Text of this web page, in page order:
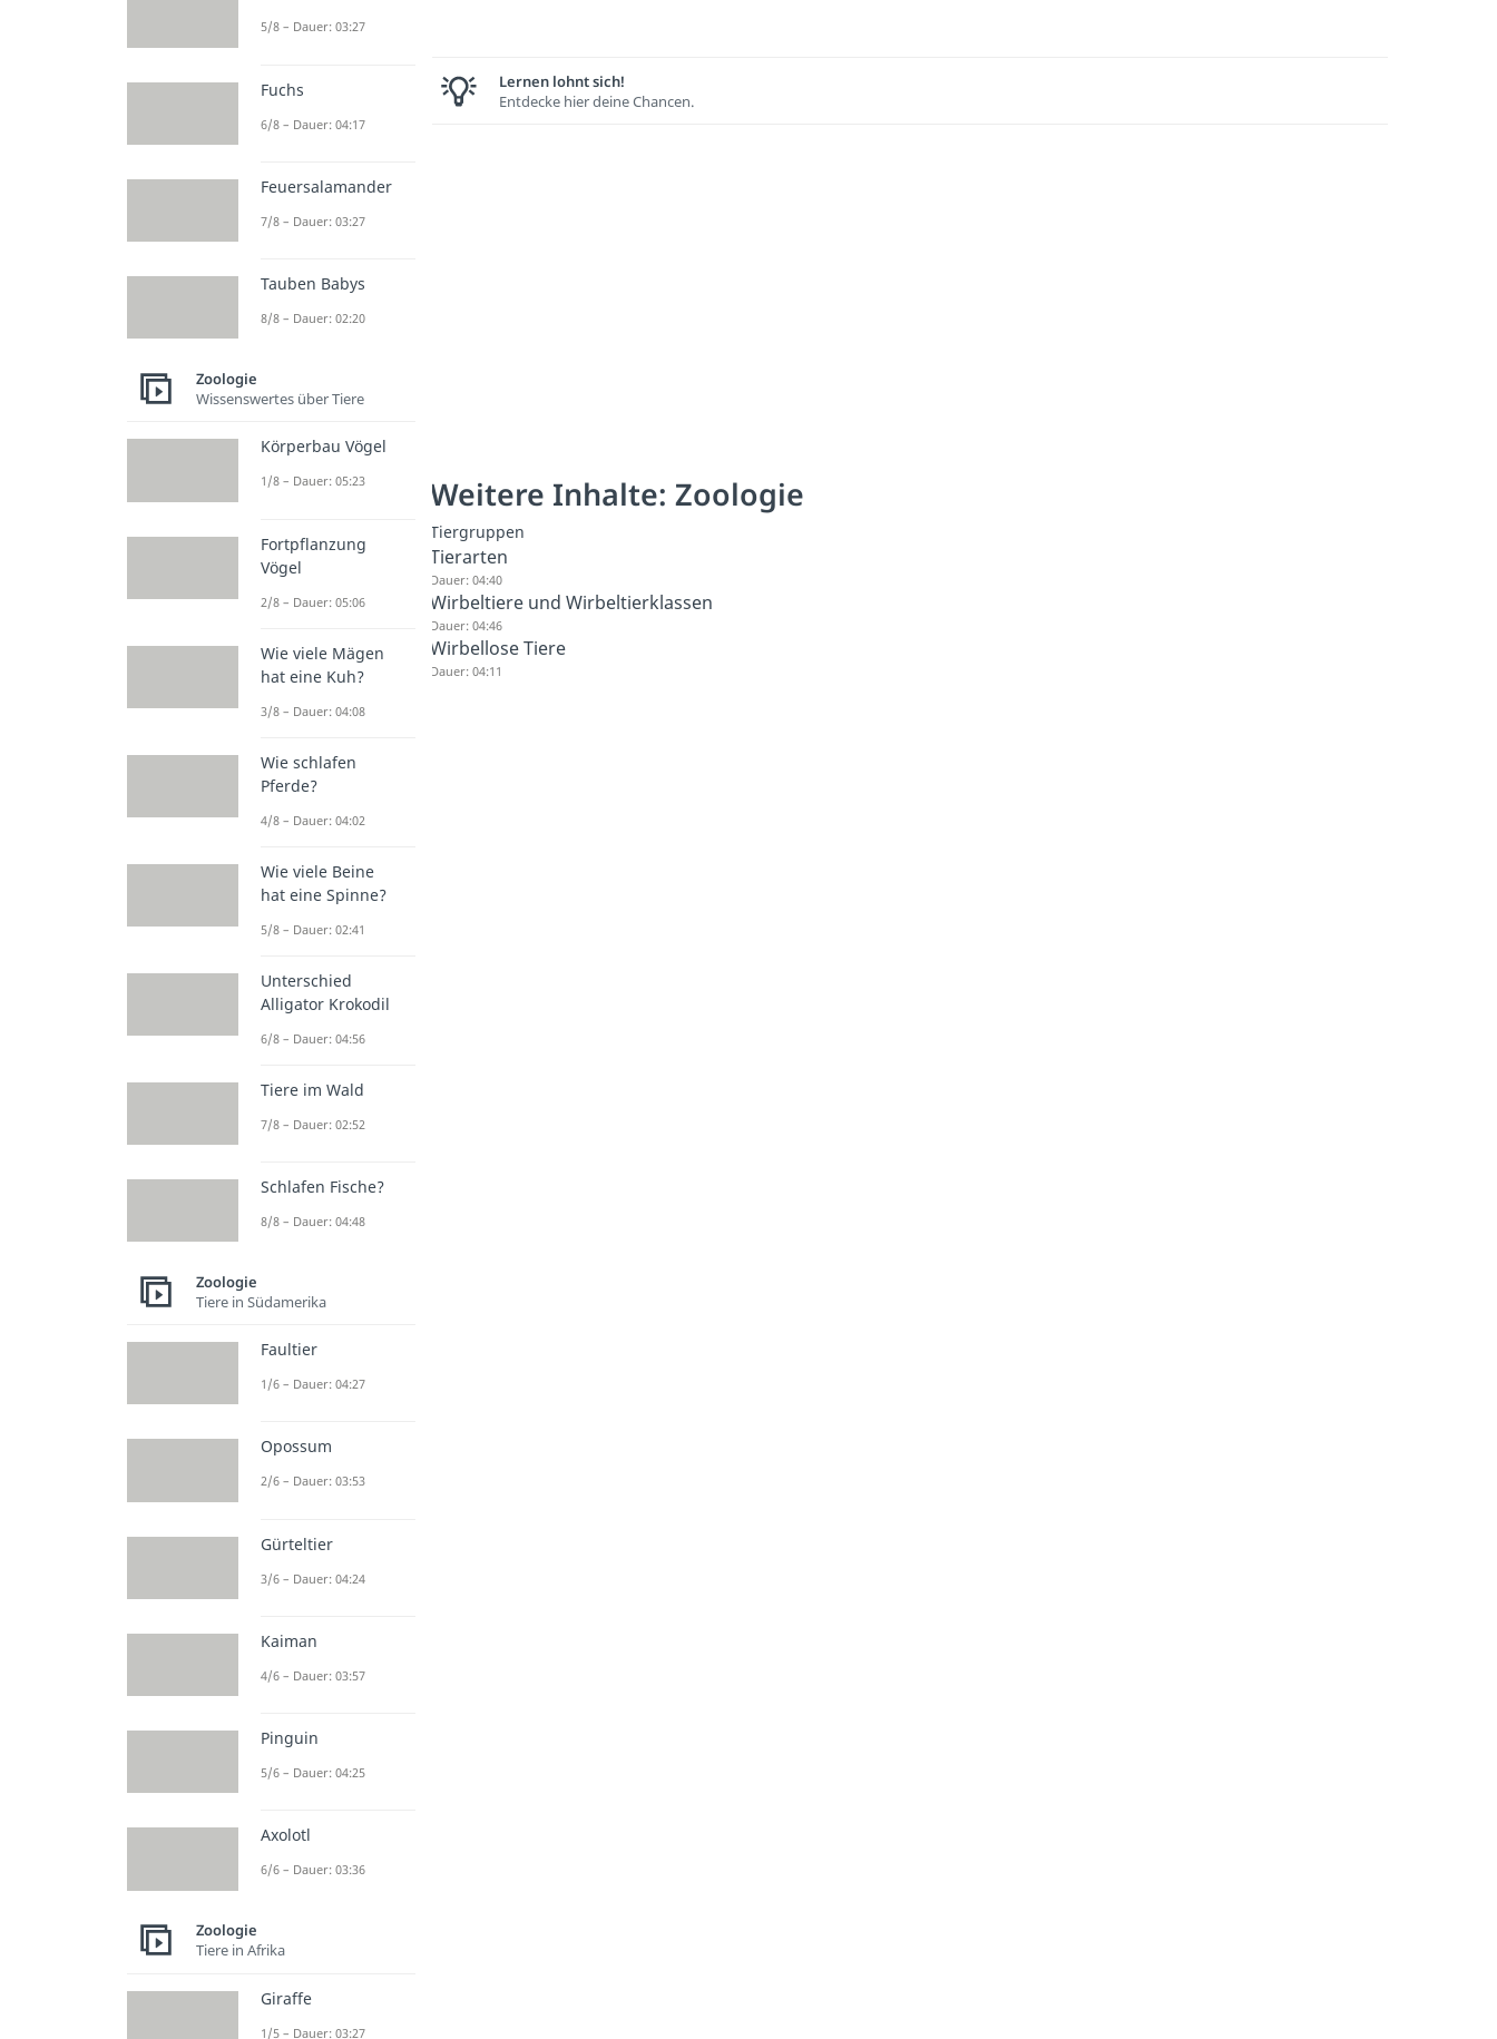
Lernen lohnt sich!
Entdecke hier deine Chancen.
Weitere Inhalte: Zoologie
Tiergruppen
Tierarten
Dauer: 04:40
Wirbeltiere und Wirbeltierklassen
Dauer: 04:46
Wirbellose Tiere
Dauer: 04:11
5/8 – Dauer: 03:27
Fuchs
6/8 – Dauer: 04:17
Feuersalamander
7/8 – Dauer: 03:27
Tauben Babys
8/8 – Dauer: 02:20
Zoologie
Wissenswertes über Tiere
Körperbau Vögel
1/8 – Dauer: 05:23
Fortpflanzung
Vögel
2/8 – Dauer: 05:06
Wie viele Mägen
hat eine Kuh?
3/8 – Dauer: 04:08
Wie schlafen
Pferde?
4/8 – Dauer: 04:02
Wie viele Beine
hat eine Spinne?
5/8 – Dauer: 02:41
Unterschied
Alligator Krokodil
6/8 – Dauer: 04:56
Tiere im Wald
7/8 – Dauer: 02:52
Schlafen Fische?
8/8 – Dauer: 04:48
Zoologie
Tiere in Südamerika
Faultier
1/6 – Dauer: 04:27
Opossum
2/6 – Dauer: 03:53
Gürteltier
3/6 – Dauer: 04:24
Kaiman
4/6 – Dauer: 03:57
Pinguin
5/6 – Dauer: 04:25
Axolotl
6/6 – Dauer: 03:36
Zoologie
Tiere in Afrika
Giraffe
1/5 – Dauer: 03:27